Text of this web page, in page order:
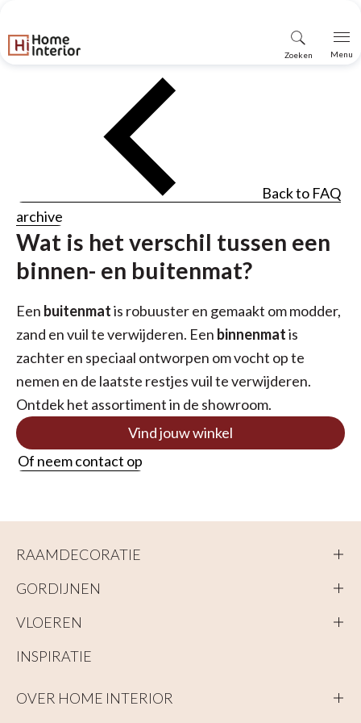
Zoeken Menu
Back to FAQ
archive
Wat is het verschil tussen een
binnen- en buitenmat?
Een buitenmatis robuuster en gemaakt om modder,
zand en vuil te verwijderen. Een binnenmatis
zachter en speciaal ontworpen om vocht op te
nemen en de laatste restjes vuil te verwijderen.
Ontdek het assortiment in de showroom.
Vind jouw winkel
Of neem contact op
RAAMDECORATIE
GORDIJNEN
VLOEREN
INSPIRATIE
OVER HOME INTERIOR